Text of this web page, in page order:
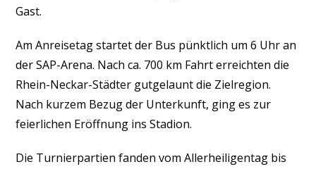
Gast.
Am Anreisetag startet der Bus pünktlich um 6 Uhr an
der SAP-Arena. Nach ca. 700 km Fahrt erreichten die
Rhein-Neckar-Städter gutgelaunt die Zielregion.
Nach kurzem Bezug der Unterkunft, ging es zur
feierlichen Eröffnung ins Stadion.
Die Turnierpartien fanden vom Allerheiligentag bis